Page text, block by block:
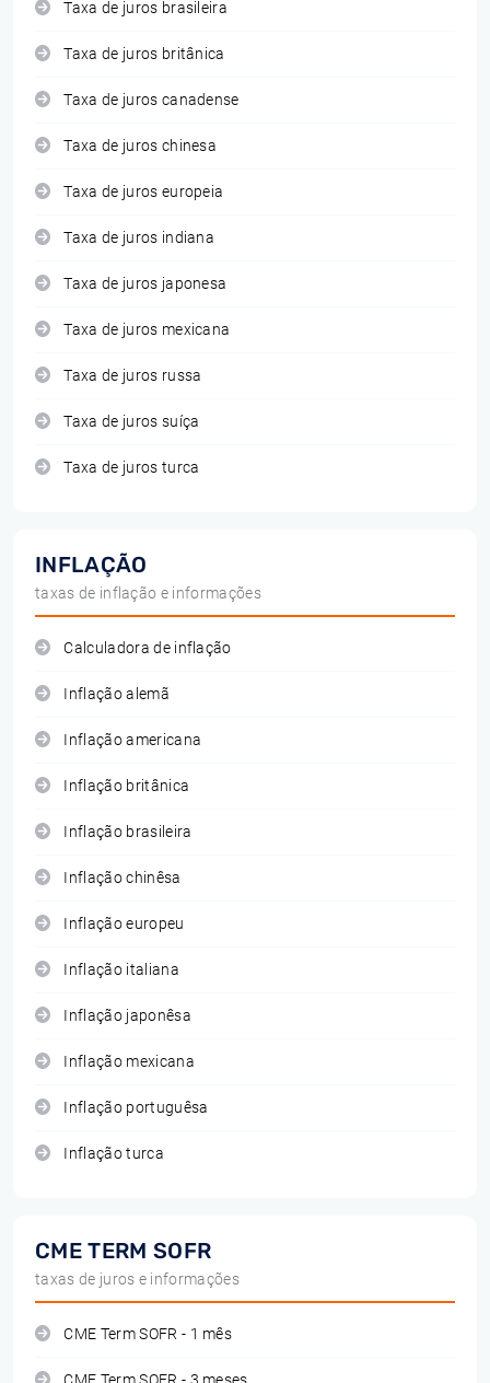
Taxa de juros brasileira
Taxa de juros britânica
Taxa de juros canadense
Taxa de juros chinesa
Taxa de juros europeia
Taxa de juros indiana
Taxa de juros japonesa
Taxa de juros mexicana
Taxa de juros russa
Taxa de juros suíça
Taxa de juros turca
INFLAÇÃO
taxas de inflação e informações
Calculadora de inflação
Inflação alemã
Inflação americana
Inflação britânica
Inflação brasileira
Inflação chinêsa
Inflação europeu
Inflação italiana
Inflação japonêsa
Inflação mexicana
Inflação portuguêsa
Inflação turca
CME TERM SOFR
taxas de juros e informações
CME Term SOFR - 1 mês